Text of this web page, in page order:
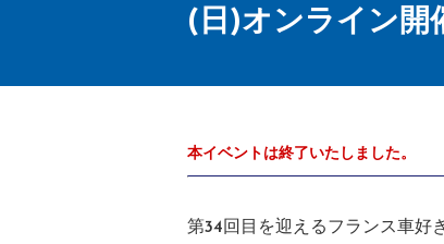
(日)オンライン開
本イベントは終了いたしました。
第34回目を迎えるフランス車好